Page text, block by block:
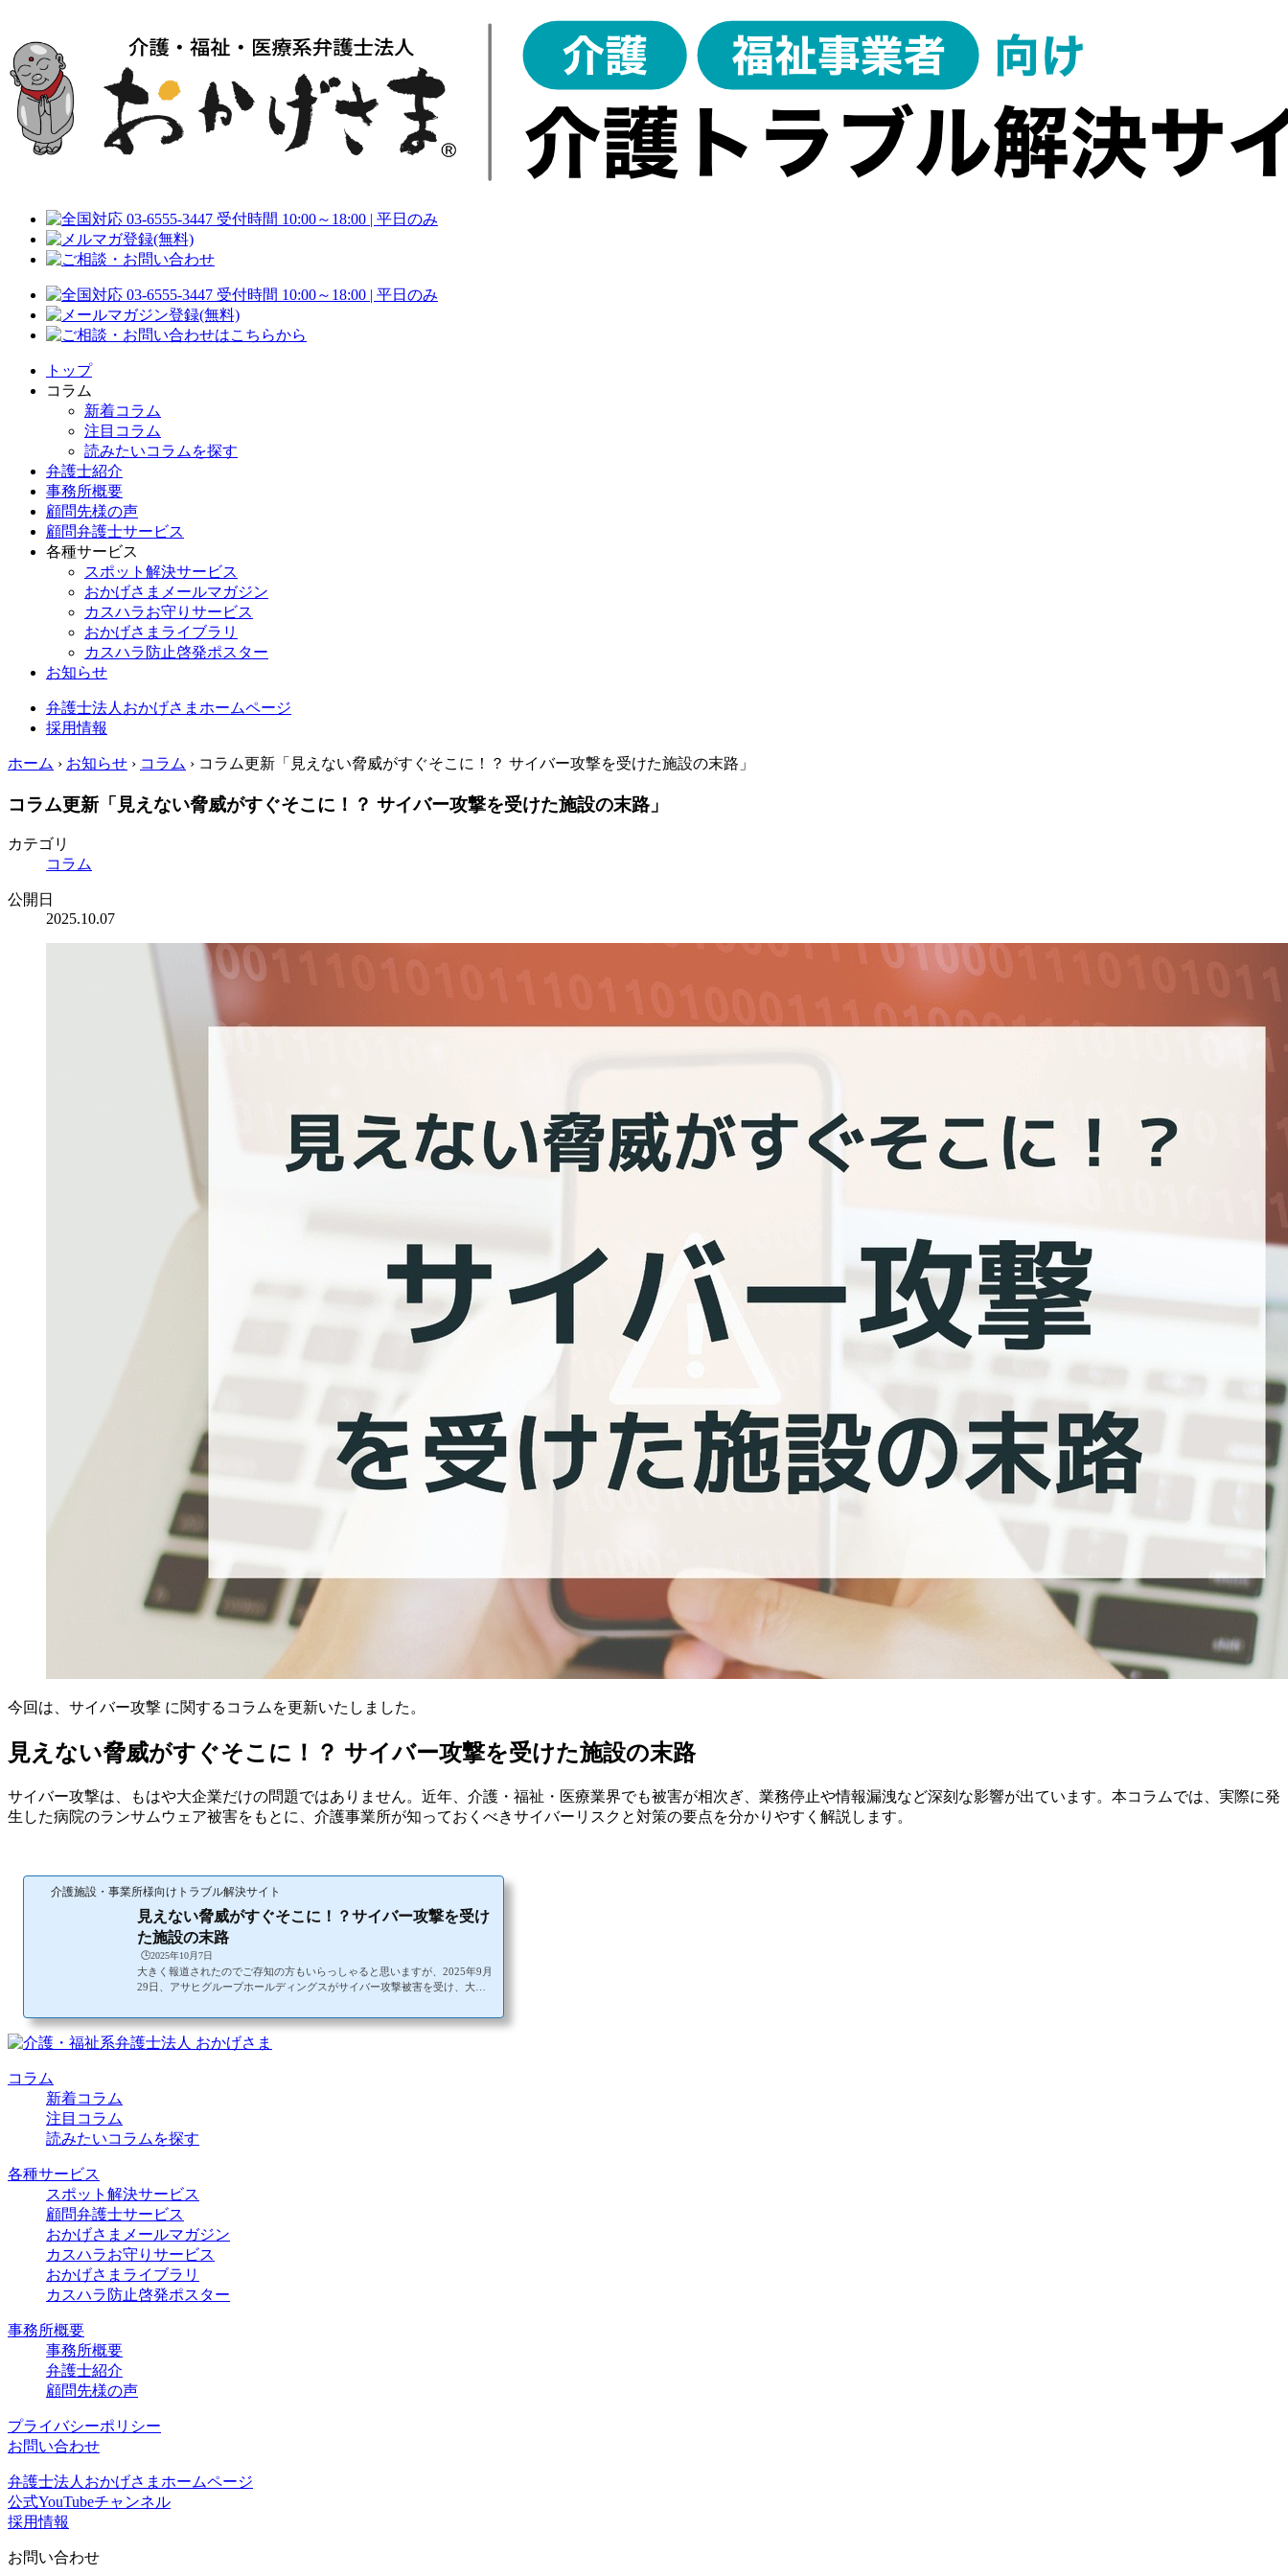
トップ
コラム
新着コラム
注目コラム
読みたいコラムを探す
弁護士紹介
事務所概要
顧問先様の声
顧問弁護士サービス
各種サービス
スポット解決サービス
おかげさまメールマガジン
カスハラお守りサービス
おかげさまライブラリ
カスハラ防止啓発ポスター
お知らせ
弁護士法人おかげさまホームページ
採用情報
ホーム › お知らせ › コラム › コラム更新「見えない脅威がすぐそこに！？ サイバー攻撃を受けた施設の末路」
コラム更新「見えない脅威がすぐそこに！？ サイバー攻撃を受けた施設の末路」
カテゴリ
コラム
公開日
2025.10.07
今回は、サイバー攻撃 に関するコラムを更新いたしました。
見えない脅威がすぐそこに！？ サイバー攻撃を受けた施設の末路
サイバー攻撃は、もはや大企業だけの問題ではありません。近年、介護・福祉・医療業界でも被害が相次ぎ、業務停止や情報漏洩など深刻な影響が出ています。本コラムでは、実際に発
生した病院のランサムウェア被害をもとに、介護事業所が知っておくべきサイバーリスクと対策の要点を分かりやすく解説します。
介護施設・事業所様向けトラブル解決サイト
見えない脅威がすぐそこに！？サイバー攻撃を受け
た施設の末路
🕒️2025年10月7日
大きく報道されたのでご存知の方もいらっしゃると思いますが、2025年9月
29日、アサヒグループホールディングスがサイバー攻撃被害を受け、大き
が発生し、グループ内各社の酒類、飲料、食品の受注や出荷が停止するトラ
ブルが発生しています。発生から10月1日現在でもまだ復旧の目処が立たな
い状況と報じられています。今回は、サイバーセキュリティの外部専門家の
コラム
新着コラム
注目コラム
読みたいコラムを探す
各種サービス
スポット解決サービス
顧問弁護士サービス
おかげさまメールマガジン
カスハラお守りサービス
おかげさまライブラリ
カスハラ防止啓発ポスター
事務所概要
事務所概要
弁護士紹介
顧問先様の声
プライバシーポリシー
お問い合わせ
弁護士法人おかげさまホームページ
公式YouTubeチャンネル
採用情報
お問い合わせ